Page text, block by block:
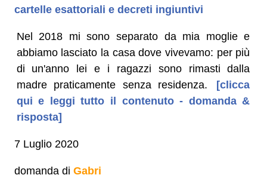
cartelle esattoriali e decreti ingiuntivi
Nel 2018 mi sono separato da mia moglie e
abbiamo lasciato la casa dove vivevamo: per più
di un'anno lei e i ragazzi sono rimasti dalla
madre praticamente senza residenza.
[clicca
qui e leggi tutto il contenuto - domanda &
risposta]
7 Luglio 2020
domanda di Gabri